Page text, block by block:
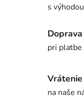
s
pri platbe
na naše